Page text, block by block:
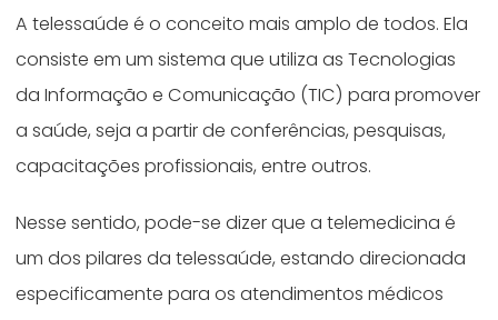
A telessaúde é o conceito mais amplo de todos. Ela
consiste em um sistema que utiliza as Tecnologias
da Informação e Comunicação (TIC) para promover
a saúde, seja a partir de conferências, pesquisas,
capacitações profissionais, entre outros.
Nesse sentido, pode-se dizer que a telemedicina é
um dos pilares da telessaúde, estando direcionada
especificamente para os atendimentos médicos